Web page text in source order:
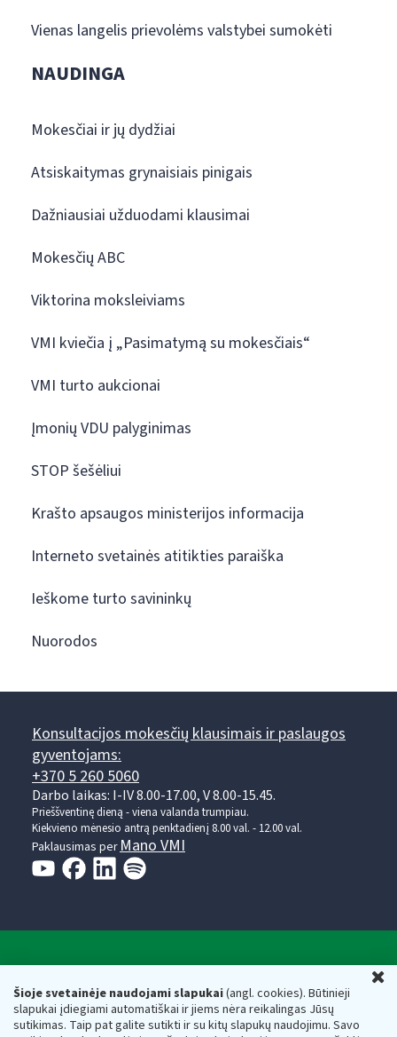
Šioje svetainėje naudojami slapukai(angl. cookies). Būtinieji
slapukai įdiegiami automatiškai ir jiems nėra reikalingas Jūsų
sutikimas. Taip pat galite sutikti ir su kitų slapukų naudojimu. Savo
Vienas langelis prievolėms valstybei sumokėti
NAUDINGA
Mokesčiai ir jų dydžiai
Atsiskaitymas grynaisiais pinigais
Dažniausiai užduodami klausimai
Mokesčių ABC
Viktorina moksleiviams
VMI kviečia į „Pasimatymą su mokesčiais“
VMI turto aukcionai
Įmonių VDU palyginimas
STOP šešėliui
Krašto apsaugos ministerijos informacija
Interneto svetainės atitikties paraiška
Ieškome turto savininkų
Nuorodos
Konsultacijos mokesčių klausimais ir paslaugos
gyventojams:
+370 5 260 5060
Darbo laikas: I-IV 8.00-17.00, V 8.00-15.45.
Prieššventinę dieną - viena valanda trumpiau.
Kiekvieno mėnesio antrą penktadienį 8.00 val. - 12.00 val.
Paklausimas per Mano VMI
Respublikos finansų ministerijos
Biudžetinė įstaiga. Juridinio asmens kodas — 188659752,